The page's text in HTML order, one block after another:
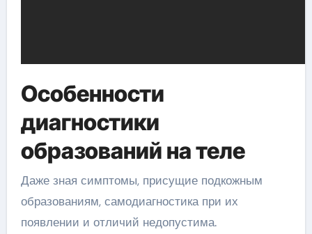
Особенности
диагностики
образований на теле
Даже зная симптомы, присущие подкожным
образованиям, самодиагностика при их
появлении и отличий недопустима.